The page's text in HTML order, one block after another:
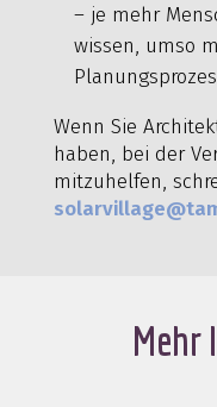
– je mehr
wissen, umso
Wenn Sie
haben, bei der
mitzuhelfen,
Mehr